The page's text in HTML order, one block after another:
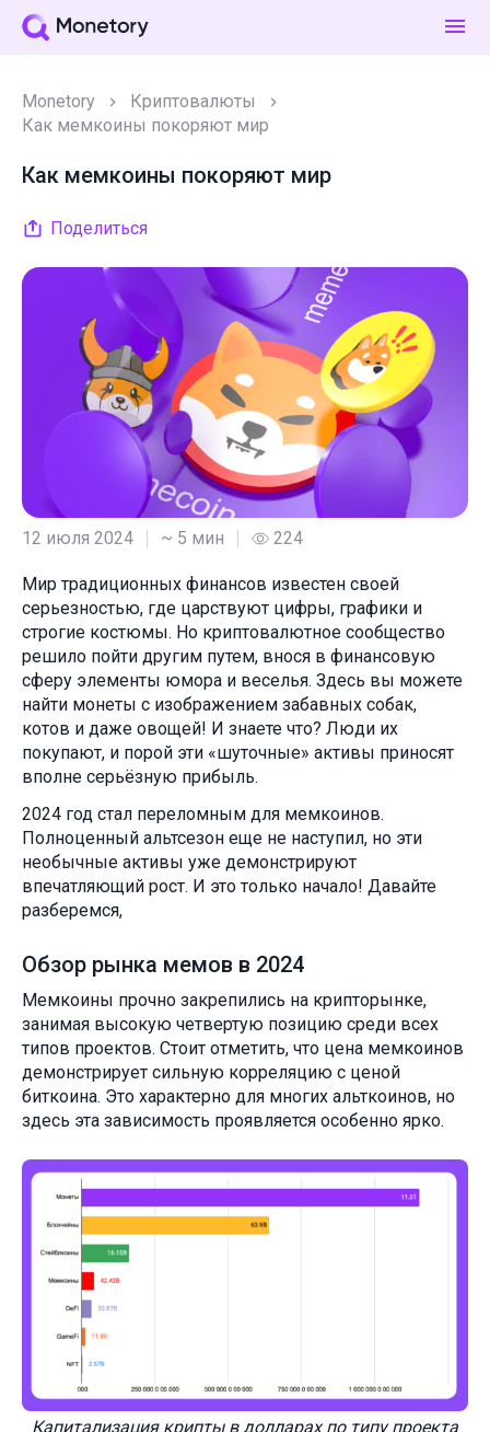
Monetory
Криптовалюты
Как мемкоины покоряют мир
Как мемкоины покоряют мир
Поделиться
12 июля 2024 ~ 5 мин 224
Мир традиционных финансов известен своей
серьезностью, где царствуют цифры, графики и
строгие костюмы. Но криптовалютное сообщество
решило пойти другим путем, внося в финансовую
сферу элементы юмора и веселья. Здесь вы можете
найти монеты с изображением забавных собак,
котов и даже овощей! И знаете что? Люди их
покупают, и порой эти «шуточные» активы приносят
вполне серьёзную прибыль.
2024 год стал переломным для мемкоинов.
Полноценный альтсезон еще не наступил, но эти
необычные активы уже демонстрируют
впечатляющий рост. И это только начало! Давайте
разберемся,
Обзор рынка мемов в 2024
Мемкоины прочно закрепились на крипторынке,
занимая высокую четвертую позицию среди всех
типов проектов. Стоит отметить, что цена мемкоинов
демонстрирует сильную корреляцию с ценой
биткоина. Это характерно для многих альткоинов, но
здесь эта зависимость проявляется особенно ярко.
Капитализация крипты в долларах по типу проекта